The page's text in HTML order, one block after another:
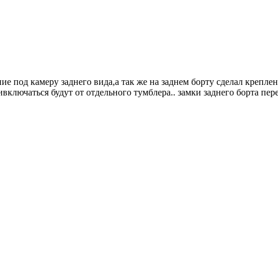
под камеру заднего вида,а так же на заднем борту сделал
будут от отдельного тумблера.. замки заднего борта